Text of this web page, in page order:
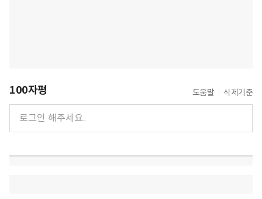
100자평 도움말 삭제기준